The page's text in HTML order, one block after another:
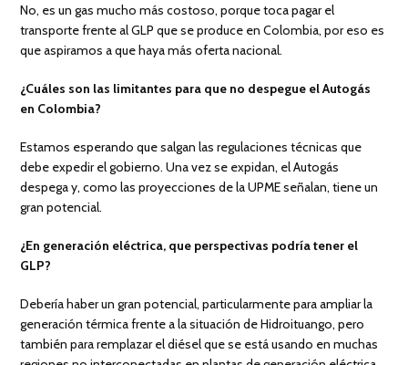
No, es un gas mucho más costoso, porque toca pagar el
transporte frente al GLP que se produce en Colombia, por eso es
que aspiramos a que haya más oferta nacional.
¿Cuáles son las limitantes para que no despegue el Autogás
en Colombia?
Estamos esperando que salgan las regulaciones técnicas que
debe expedir el gobierno. Una vez se expidan, el Autogás
despega y, como las proyecciones de la UPME señalan, tiene un
gran potencial.
¿En generación eléctrica, que perspectivas podría tener el
GLP?
Debería haber un gran potencial, particularmente para ampliar la
generación térmica frente a la situación de Hidroituango, pero
también para remplazar el diésel que se está usando en muchas